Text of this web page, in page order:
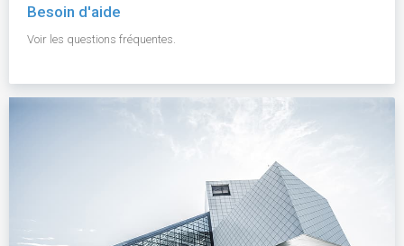
Besoin d'aide
Voir les questions fréquentes.